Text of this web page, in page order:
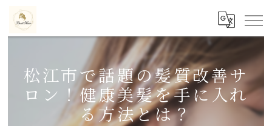
松江市で話題の髪質改善サ
ロン！健康美髪を手に入れ
る方法とは？